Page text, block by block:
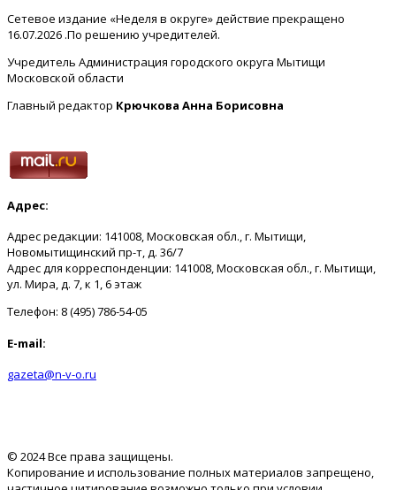
Сетевое издание «Неделя в округе» действие прекращено
16.07.2026 .По решению учредителей.
Учредитель Администрация городского округа Мытищи
Московской области
Главный редактор Крючкова Анна Борисовна
Адрес:
Адрес редакции: 141008, Московская обл., г. Мытищи,
Новомытищинский пр-т, д. 36/7
Адрес для корреспонденции: 141008, Московская обл., г. Мытищи,
ул. Мира, д. 7, к 1, 6 этаж
Телефон: 8 (495) 786-54-05
E-mail:
gazeta@n-v-o.ru
© 2024 Все права защищены.
Копирование и использование полных материалов запрещено,